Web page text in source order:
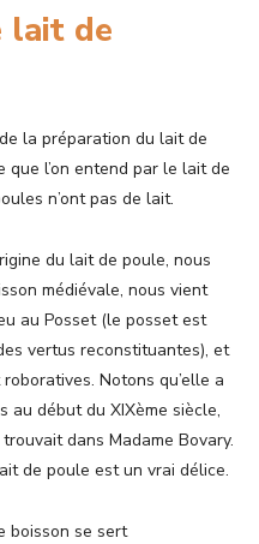
lait de
la préparation du lait de
l’on entend par le lait de
n’ont pas de lait.
du lait de poule, nous
médiévale, nous vient
au Posset (le posset est
vertus reconstituantes), et
Notons qu’elle a
au début du XIXème siècle,
dans Madame Bovary.
de poule est un vrai délice.
boisson se sert